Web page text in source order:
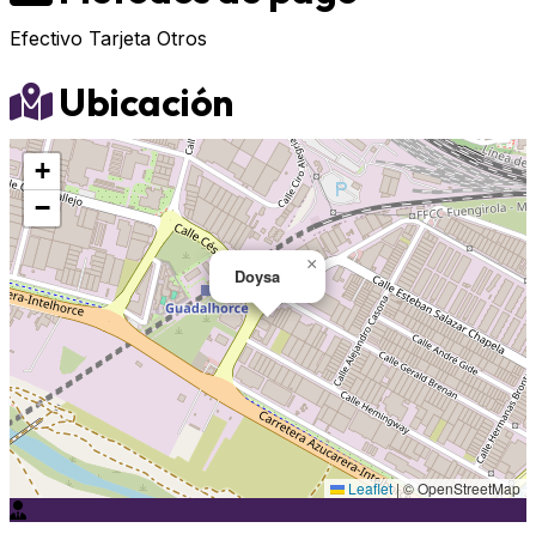
Efectivo Tarjeta Otros
Ubicación
Doysa
×
+
−
Leaflet|© OpenStreetMap